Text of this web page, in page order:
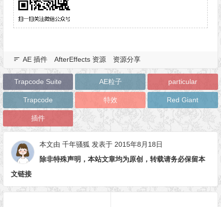
AE 插件 AfterEffects 资源 资源分享
Trapcode Suite AE粒子 particular
Trapcode 特效 Red Giant
插件
本文由 千年骚狐 发表于 2015年8月18日
除非特殊声明，本站文章均为原创，转载请务必保留本
文链接